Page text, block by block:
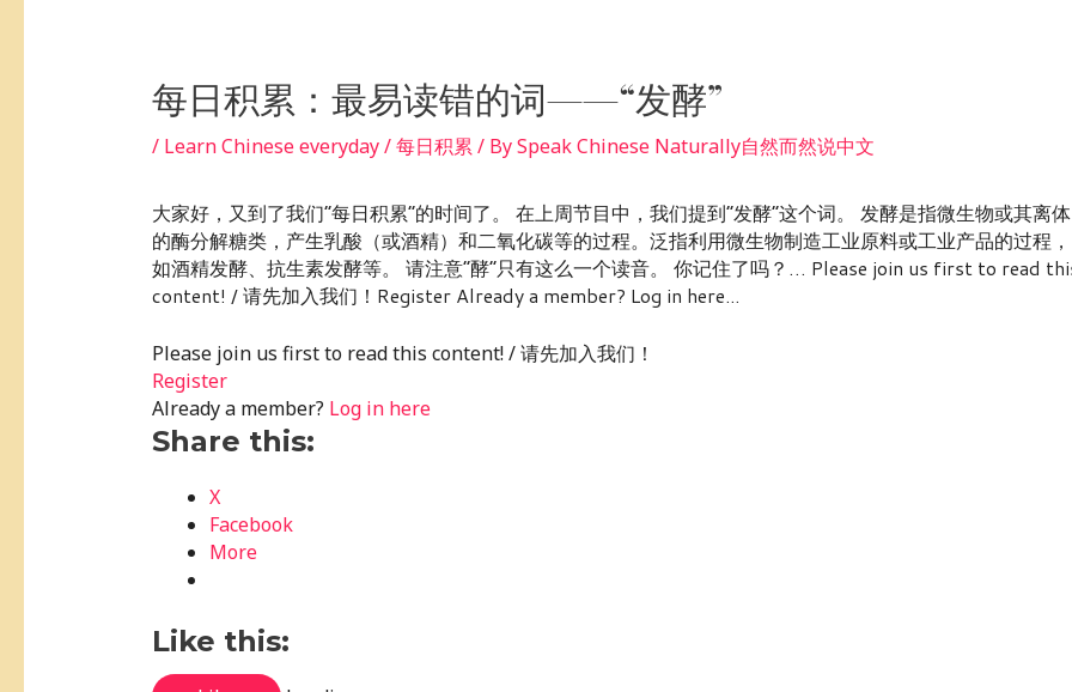
每日积累：最易读错的词——“发酵”
/ Learn Chinese everyday / 每日积累 / BySpeak Chinese Naturally自然而然说中文
大家好，又到了我们“每日积累”的时间了。 在上周节目中，我们提到“发酵”这个词。 发酵是指微生物或其离体
的酶分解糖类，产生乳酸（或酒精）和二氧化碳等的过程。泛指利用微生物制造工业原料或工业产品的过程，
如酒精发酵、抗生素发酵等。 请注意“酵”只有这么一个读音。 你记住了吗？… Please join us first to read
content! / 请先加入我们！Register Already a member? Log in here...
Please join us first to read this content! / 请先加入我们！
Register
Already a member? Log in here
Share this:
X
Facebook
More
Like this: